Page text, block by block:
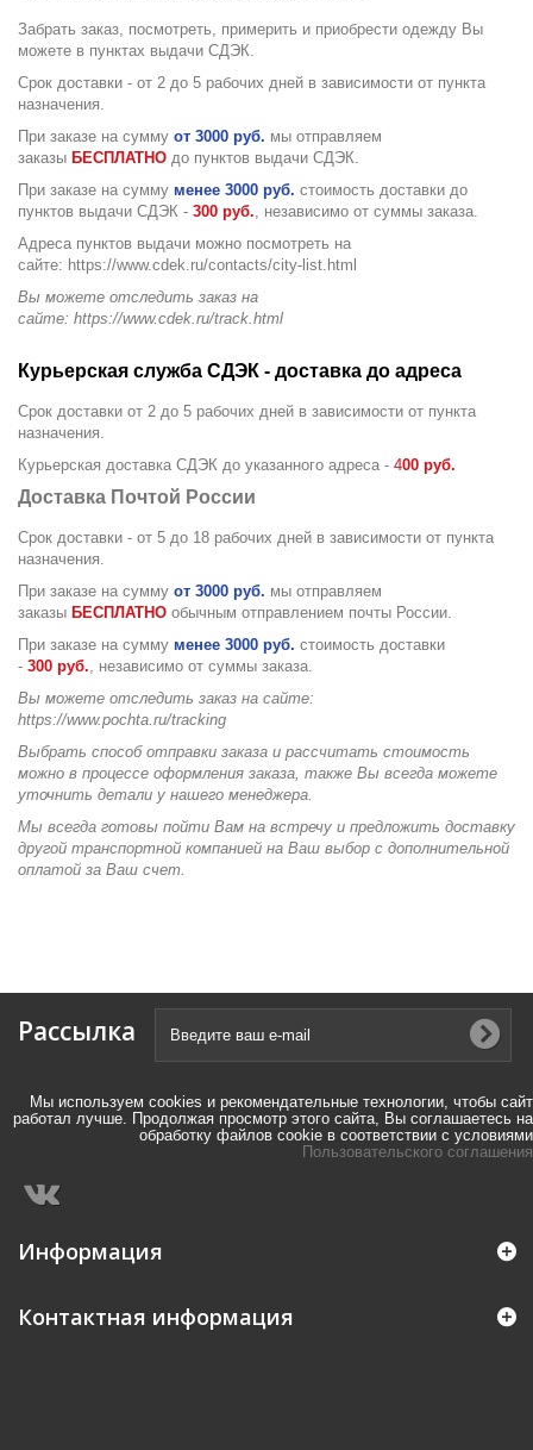
Забрать заказ, посмотреть, примерить и приобрести одежду Вы
можете в пунктах выдачи СДЭК.
Срок доставки - от 2 до 5 рабочих дней в зависимости от пункта
назначения.
При заказе на сумму от 3000 руб. мы отправляем
заказы БЕСПЛАТНО до пунктов выдачи СДЭК.
При заказе на сумму менее 3000 руб. стоимость доставки до
пунктов выдачи СДЭК - 300 руб., независимо от суммы заказа.
Адреса пунктов выдачи можно посмотреть на
сайте: https://www.cdek.ru/contacts/city-list.html
Вы можете отследить заказ на
сайте: https://www.cdek.ru/track.html
Курьерская служба СДЭК - доставка до адреса
Срок доставки от 2 до 5 рабочих дней в зависимости от пункта
назначения.
Курьерская доставка СДЭК до указанного адреса - 400 руб.
Доставка Почтой России
Срок доставки - от 5 до 18 рабочих дней в зависимости от пункта
назначения.
При заказе на сумму от 3000 руб. мы отправляем
заказы БЕСПЛАТНО обычным отправлением почты России.
При заказе на сумму менее 3000 руб. стоимость доставки
- 300 руб., независимо от суммы заказа.
Вы можете отследить заказ на сайте:
https://www.pochta.ru/tracking
Выбрать способ отправки заказа и расcчитать стоимость
можно в процессе оформления заказа, также Вы всегда можете
уточнить детали у нашего менеджера.
Мы всегда готовы пойти Вам на встречу и предложить доставку
другой транспортной компанией на Ваш выбор с дополнительной
оплатой за Ваш счет.
Рассылка
Мы используем cookies и рекомендательные технологии, чтобы сайт
работал лучше. Продолжая просмотр этого сайта, Вы соглашаетесь на
обработку файлов cookie в соответствии с условиями
Пользовательского соглашения
Информация
Контактная информация